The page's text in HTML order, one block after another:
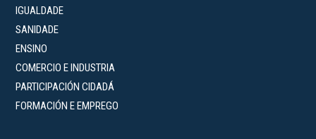
IGUALDADE
SANIDADE
ENSINO
COMERCIO E INDUSTRIA
PARTICIPACIÓN CIDADÁ
FORMACIÓN E EMPREGO